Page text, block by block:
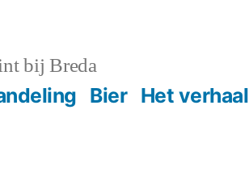
bij Breda
Bier Het verhaal